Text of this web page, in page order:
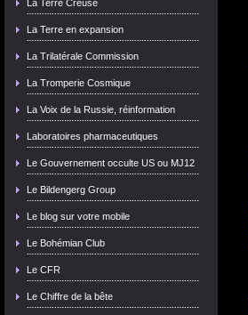
La Terre Creuse
La Terre en expansion
La Trilatérale Commission
La Tromperie Cosmique
La Voix de la Russie, réinformation
Laboratoires pharmaceutiques
Le Gouvernement occulte US ou MJ12
Le Bildengerg Group
Le blog sur votre mobile
Le Bohémian Club
Le CFR
Le Chiffre de la bête